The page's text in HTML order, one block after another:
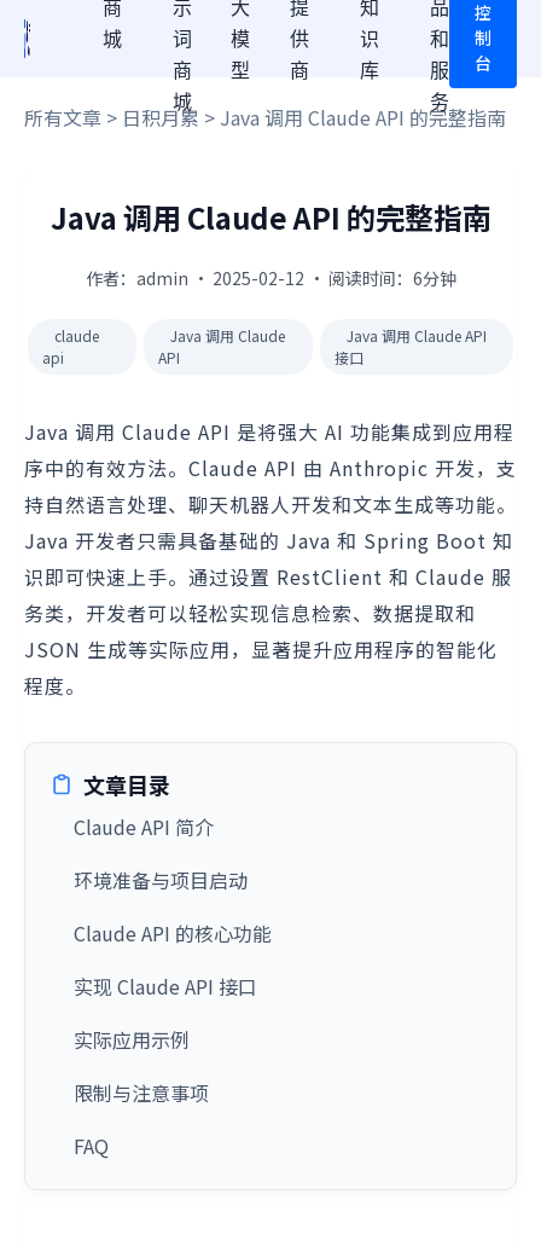
商
城
示
词
商
城
大
模
型
提
供
商
知
识
库
品
和
服
务
控
制
台
所有文章 > 日积月累 > Java 调用 Claude API 的完整指南
Java 调用 Claude API 的完整指南
作者：admin · 2025-02-12 · 阅读时间：6分钟
claude
api
Java 调用 Claude
API
Java 调用 Claude API
接口
Java 调用 Claude API 是将强大 AI 功能集成到应用程
序中的有效方法。Claude API 由 Anthropic 开发，支
持自然语言处理、聊天机器人开发和文本生成等功能。
Java 开发者只需具备基础的 Java 和 Spring Boot 知
识即可快速上手。通过设置 RestClient 和 Claude 服
务类，开发者可以轻松实现信息检索、数据提取和
JSON 生成等实际应用，显著提升应用程序的智能化
程度。
文章目录
Claude API 简介
环境准备与项目启动
Claude API 的核心功能
实现 Claude API 接口
实际应用示例
限制与注意事项
FAQ